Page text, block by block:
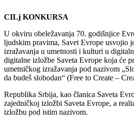
CILj KONKURSA
U okviru obeležavanja 70. godišnjice
ljudskim pravima, Savet Evrope usvojio
izražavanja u umetnosti i kulturi u
digitalne izložbe Saveta Evrope koja će
umetničkog izražavanja pod nazivom
da budeš slobodan“ (Free to Create –
Republika Srbija, kao članica Saveta
zajedničkoj izložbi Saveta Evrope, a
izložbu pod istim nazivom.